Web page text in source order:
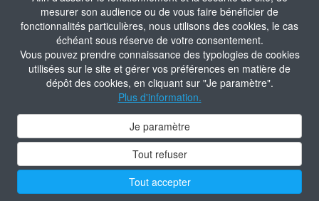
mesurer son audience ou de vous faire bénéficier de
fonctionnalités particulières, nous utilisons des cookies, le cas
échéant sous réserve de votre consentement.
Vous pouvez prendre connaissance des typologies de cookies
utilisées sur le site et gérer vos préférences en matière de
dépôt des cookies, en cliquant sur "Je paramètre".
Plus d'information.
Je paramètre
Tout refuser
Tout accepter